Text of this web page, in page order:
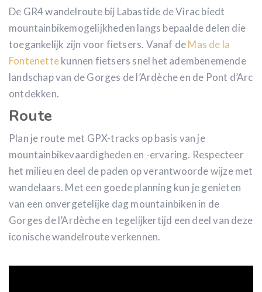
De GR4 wandelroute bij Labastide de Virac biedt
mountainbikemogelijkheden langs bepaalde delen die
toegankelijk zijn voor fietsers. Vanaf deMas de la
Fontenettekunnen fietsers snel het adembenemende
landschap van de Gorges de l’Ardèche en de Pont d’Arc
ontdekken.
Route
Plan je route met GPX-tracks op basis van je
mountainbikevaardigheden en -ervaring. Respecteer
het milieu en deel de paden op verantwoorde wijze met
wandelaars. Met een goede planning kun je genieten
van een onvergetelijke dag mountainbiken in de
Gorges de l’Ardèche en tegelijkertijd een deel van deze
iconische wandelroute verkennen.